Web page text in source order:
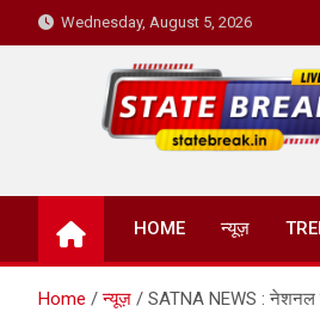
to
Wednesday, August 5, 2026
State Break
HOME न्यूज़
Home न्यूज़ SATNA NEWS : नेशनल